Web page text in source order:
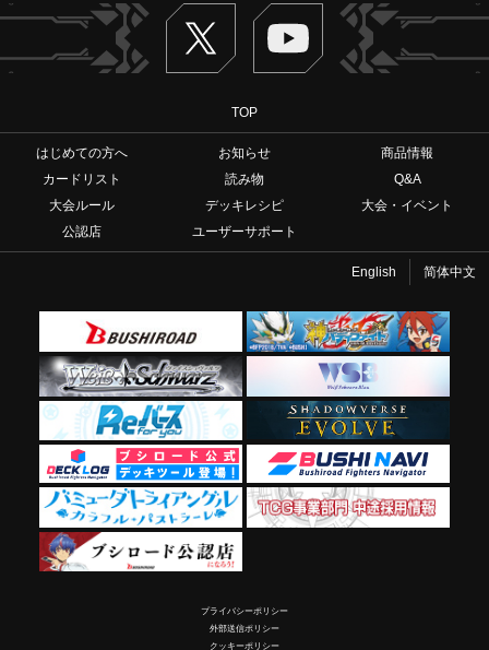
Twitter ヴァンガードch
TOP
はじめての方へ お知らせ
商品情報
カードリスト
読み物
Q&A
大会ルール
デッキレシピ
大会・イベント
公認店
ユーザーサポート
English 简体中文
プライバシーポリシー
外部送信ポリシー
クッキーポリシー